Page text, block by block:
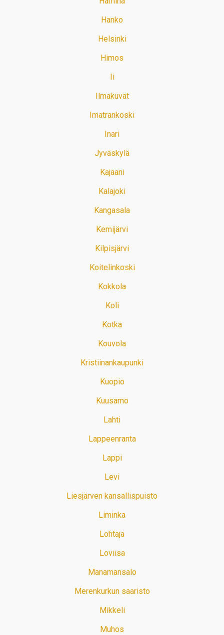
Hanko
Helsinki
Himos
Ii
Ilmakuvat
Imatrankoski
Inari
Jyväskylä
Kajaani
Kalajoki
Kangasala
Kemijärvi
Kilpisjärvi
Koitelinkoski
Kokkola
Koli
Kotka
Kouvola
Kristiinankaupunki
Kuopio
Kuusamo
Lahti
Lappeenranta
Lappi
Levi
Liesjärven kansallispuisto
Liminka
Lohtaja
Loviisa
Manamansalo
Merenkurkun saaristo
Mikkeli
Muhos